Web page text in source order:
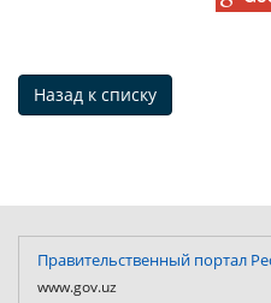
Назад к списку
Правительственный портал
www.gov.uz